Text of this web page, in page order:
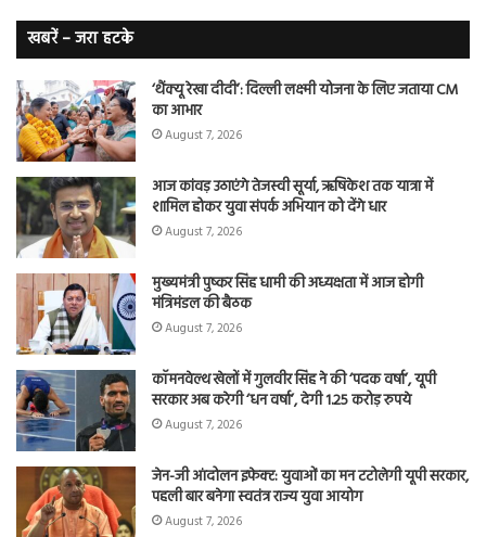
खबरें – जरा हटके
‘थैंक्यू रेखा दीदी’: दिल्ली लक्ष्मी योजना के लिए जताया CM
का आभार
August 7, 2026
आज कांवड़ उठाएंगे तेजस्वी सूर्या, ऋषिकेश तक यात्रा में
शामिल होकर युवा संपर्क अभियान को देंगे धार
August 7, 2026
मुख्यमंत्री पुष्कर सिंह धामी की अध्यक्षता में आज होगी
मंत्रिमंडल की बैठक
August 7, 2026
कॉमनवेल्थ खेलों में गुलवीर सिंह ने की ‘पदक वर्षा’, यूपी
सरकार अब करेगी ‘धन वर्षा’, देगी 1.25 करोड़ रुपये
August 7, 2026
जेन-जी आंदोलन इफेक्ट: युवाओं का मन टटोलेगी यूपी सरकार,
पहली बार बनेगा स्वतंत्र राज्य युवा आयोग
August 7, 2026